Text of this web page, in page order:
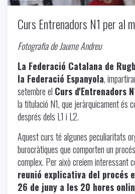
Curs Entrenadors N1 per al
Fotografia de Jaume Andreu
La Federació Catalana de
la Federació Espanyola,
setembre el Curs d'Entrenadors
la titulació N1, que jeràrquicament és
després dels L1 i L2.
Aquest curs té algunes peculiaritats
burocràtiques que comporten un
complex. Per això creiem interessant
reunió explicativa del procés
26 de juny a les 20 hores